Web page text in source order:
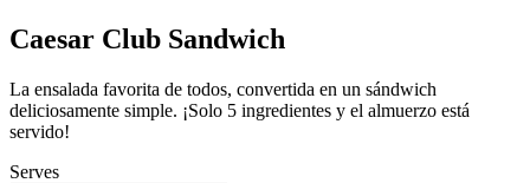
Caesar Club Sandwich
La ensalada favorita de todos, convertida en un sándwich
deliciosamente simple. ¡Solo 5 ingredientes y el almuerzo está
servido!
Serves